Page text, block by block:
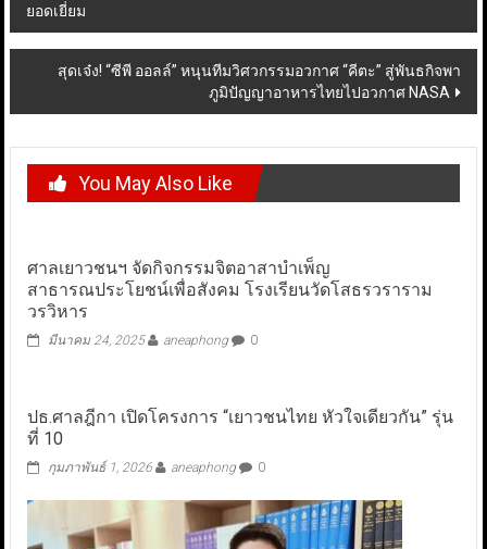
navigation
ยอดเยี่ยม
สุดเจ๋ง! “ซีพี ออลล์” หนุนทีมวิศวกรรมอวกาศ “คีตะ” สู่พันธกิจพา
ภูมิปัญญาอาหารไทยไปอวกาศ NASA
You May Also Like
ศาลเยาวชนฯ จัดกิจกรรมจิตอาสาบำเพ็ญ
สาธารณประโยชน์เพื่อสังคม โรงเรียนวัดโสธรวราราม
วรวิหาร
มีนาคม 24, 2025 aneaphong 0
ปธ.ศาลฎีกา เปิดโครงการ “เยาวชนไทย หัวใจเดียวกัน” รุ่น
ที่ 10
กุมภาพันธ์ 1, 2026 aneaphong 0